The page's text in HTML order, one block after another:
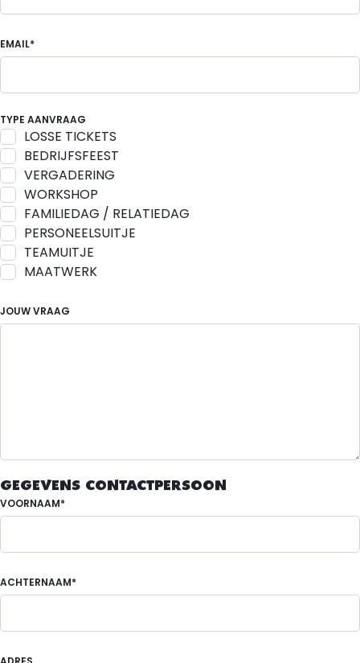
EMAIL*
TYPE AANVRAAG
LOSSE TICKETS
BEDRIJFSFEEST
VERGADERING
WORKSHOP
FAMILIEDAG / RELATIEDAG
PERSONEELSUITJE
TEAMUITJE
MAATWERK
JOUW VRAAG
GEGEVENS CONTACTPERSOON
VOORNAAM*
ACHTERNAAM*